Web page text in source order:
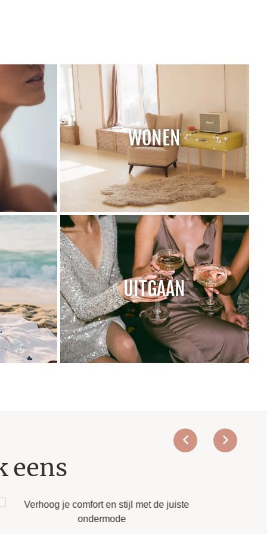
WONEN
UITGAAN
eens